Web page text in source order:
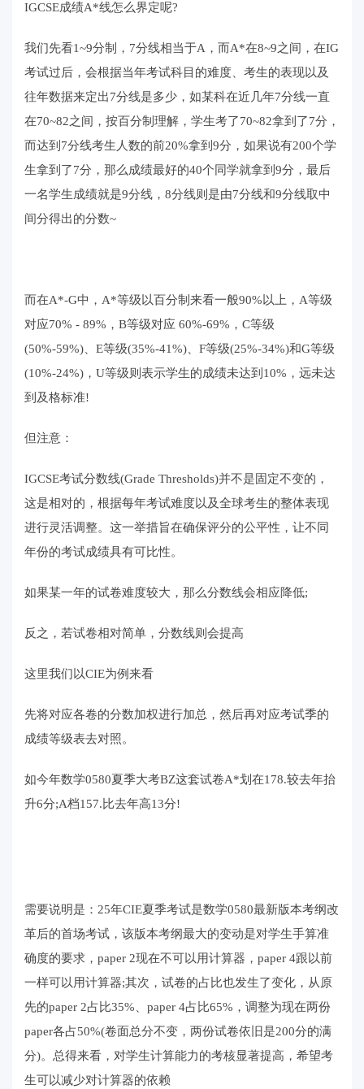
IGCSE成绩A*线怎么界定呢?
我们先看1~9分制，7分线相当于A，而A*在8~9之间，在IG
考试过后，会根据当年考试科目的难度、考生的表现以及
往年数据来定出7分线是多少，如某科在近几年7分线一直
在70~82之间，按百分制理解，学生考了70~82拿到了7分，
而达到7分线考生人数的前20%拿到9分，如果说有200个学
生拿到了7分，那么成绩最好的40个同学就拿到9分，最后
一名学生成绩就是9分线，8分线则是由7分线和9分线取中
间分得出的分数~
而在A*-G中，A*等级以百分制来看一般90%以上，A等级
对应70% - 89%，B等级对应 60%-69%，C等级
(50%-59%)、E等级(35%-41%)、F等级(25%-34%)和G等级
(10%-24%)，U等级则表示学生的成绩未达到10%，远未达
到及格标准!
但注意：
IGCSE考试分数线(Grade Thresholds)并不是固定不变的，
这是相对的，根据每年考试难度以及全球考生的整体表现
进行灵活调整。这一举措旨在确保评分的公平性，让不同
年份的考试成绩具有可比性。
如果某一年的试卷难度较大，那么分数线会相应降低;
反之，若试卷相对简单，分数线则会提高
这里我们以CIE为例来看
先将对应各卷的分数加权进行加总，然后再对应考试季的
成绩等级表去对照。
如今年数学0580夏季大考BZ这套试卷A*划在178.较去年抬
升6分;A档157.比去年高13分!
需要说明是：25年CIE夏季考试是数学0580最新版本考纲改
革后的首场考试，该版本考纲最大的变动是对学生手算准
确度的要求，paper 2现在不可以用计算器，paper 4跟以前
一样可以用计算器;其次，试卷的占比也发生了变化，从原
先的paper 2占比35%、paper 4占比65%，调整为现在两份
paper各占50%(卷面总分不变，两份试卷依旧是200分的满
分)。总得来看，对学生计算能力的考核显著提高，希望考
生可以减少对计算器的依赖